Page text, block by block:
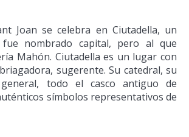
Joan se celebra en Ciutadella, un
fue nombrado capital, pero al que
Mahón. Ciutadella es un lugar con
sugerente. Su catedral, su
todo el casco antiguo de
símbolos representativos de